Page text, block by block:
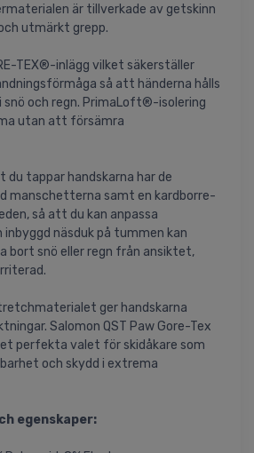
är tillverkade av getskinn
utmärkt grepp.
TEX®-inlägg vilket säkerställer
så att händerna hålls
snö och regn. PrimaLoft®-isolering
utan att försämra
tappar handskarna har de
manschetterna samt en kardborre-
så att du kan anpassa
inbyggd näsduk på tummen kan
bort snö eller regn från ansiktet,
ger handskarna
Salomon QST Paw Gore-Tex
perfekta valet för skidåkare som
och skydd i extrema
egenskaper: